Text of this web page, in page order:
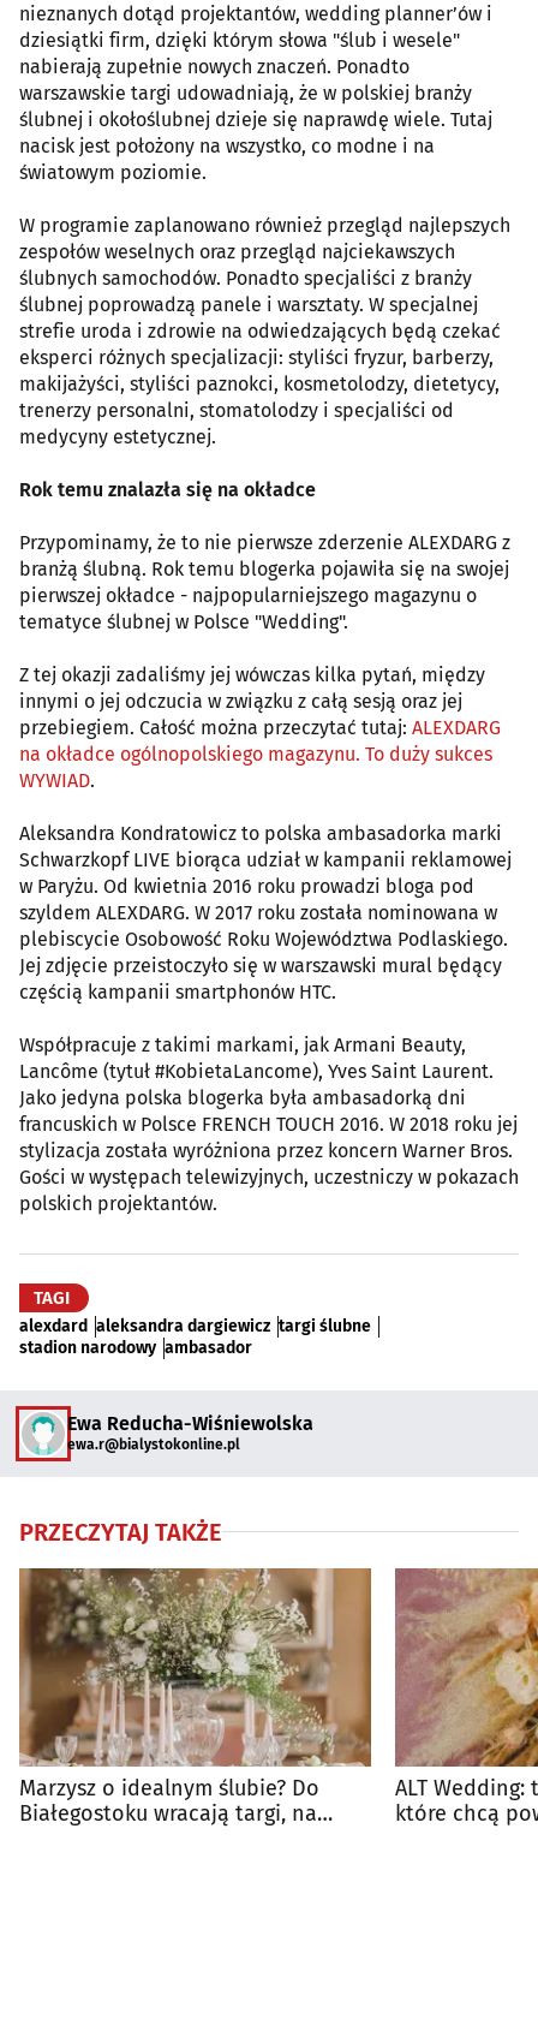
nieznanych dotąd projektantów, wedding planner’ów i
dziesiątki firm, dzięki którym słowa "ślub i wesele"
nabierają zupełnie nowych znaczeń. Ponadto
warszawskie targi udowadniają, że w polskiej branży
ślubnej i okołoślubnej dzieje się naprawdę wiele. Tutaj
nacisk jest położony na wszystko, co modne i na
światowym poziomie.
W programie zaplanowano również przegląd najlepszych
zespołów weselnych oraz przegląd najciekawszych
ślubnych samochodów. Ponadto specjaliści z branży
ślubnej poprowadzą panele i warsztaty. W specjalnej
strefie uroda i zdrowie na odwiedzających będą czekać
eksperci różnych specjalizacji: styliści fryzur, barberzy,
makijażyści, styliści paznokci, kosmetolodzy, dietetycy,
trenerzy personalni, stomatolodzy i specjaliści od
medycyny estetycznej.
Rok temu znalazła się na okładce
Przypominamy, że to nie pierwsze zderzenie ALEXDARG z
branżą ślubną. Rok temu blogerka pojawiła się na swojej
pierwszej okładce - najpopularniejszego magazynu o
tematyce ślubnej w Polsce "Wedding".
Z tej okazji zadaliśmy jej wówczas kilka pytań, między
innymi o jej odczucia w związku z całą sesją oraz jej
przebiegiem. Całość można przeczytać tutaj: ALEXDARG
na okładce ogólnopolskiego magazynu. To duży sukces
WYWIAD.
Aleksandra Kondratowicz to polska ambasadorka marki
Schwarzkopf LIVE biorąca udział w kampanii reklamowej
w Paryżu. Od kwietnia 2016 roku prowadzi bloga pod
szyldem ALEXDARG. W 2017 roku została nominowana w
plebiscycie Osobowość Roku Województwa Podlaskiego.
Jej zdjęcie przeistoczyło się w warszawski mural będący
częścią kampanii smartphonów HTC.
Współpracuje z takimi markami, jak Armani Beauty,
Lancôme (tytuł #KobietaLancome), Yves Saint Laurent.
Jako jedyna polska blogerka była ambasadorką dni
francuskich w Polsce FRENCH TOUCH 2016. W 2018 roku jej
stylizacja została wyróżniona przez koncern Warner Bros.
Gości w występach telewizyjnych, uczestniczy w pokazach
polskich projektantów.
TAGI
alexdard aleksandra dargiewicz targi ślubne
stadion narodowy ambasador
Ewa Reducha-Wiśniewolska
ewa.r@bialystokonline.pl
PRZECZYTAJ TAKŻE
Marzysz o idealnym ślubie? Do
Białegostoku wracają targi, na
ALT
które chcą